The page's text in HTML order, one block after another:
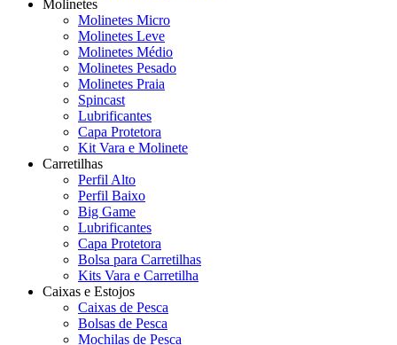
Molinetes
Molinetes Micro
Molinetes Leve
Molinetes Médio
Molinetes Pesado
Molinetes Praia
Spincast
Lubrificantes
Capa Protetora
Kit Vara e Molinete
Carretilhas
Perfil Alto
Perfil Baixo
Big Game
Lubrificantes
Capa Protetora
Bolsa para Carretilhas
Kits Vara e Carretilha
Caixas e Estojos
Caixas de Pesca
Bolsas de Pesca
Mochilas de Pesca